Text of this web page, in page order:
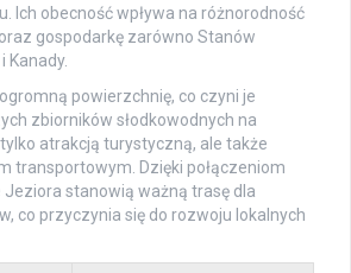
Ich obecność wpływa na różnorodność
gospodarkę zarówno Stanów
Kanady.
powierzchnię, co czyni je
zbiorników słodkowodnych na
atrakcją turystyczną, ale także
transportowym. Dzięki połączeniom
Jeziora stanowią ważną trasę dla
co przyczynia się do rozwoju lokalnych